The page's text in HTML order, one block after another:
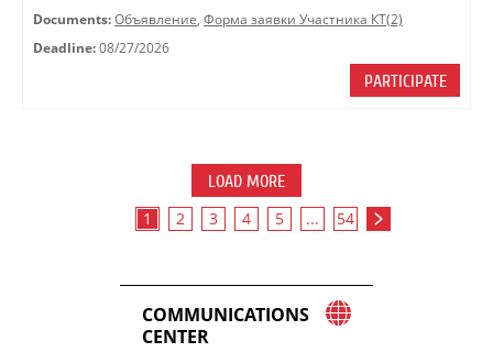
Documents: Объявление, Форма заявки Участника КТ(2)
Deadline: 08/27/2026
PARTICIPATE
LOAD MORE
1 2 3 4 5 ... 54
COMMUNICATIONS
CENTER